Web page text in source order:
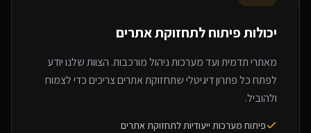
יכולות פיתוח לתחזוקת אתרים
מאתרי תדמית ועד מערכות ניהול מורכבות. הצוות שלנו יודע
לפתח כל פתרון דיגיטלי שתחזוקת אתרים צריכים כדי לצמוח
ולהוביל.
פיתוח מערכות ייעודיות לתחזוקת אתרים